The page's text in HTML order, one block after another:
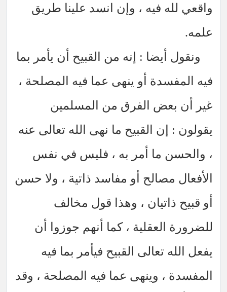
واقعي لله فيه ، وإن انسد علينا طريق
علمه.
ونقول أيضا : إنه من القبيح أن يأمر بما
فيه المفسدة أو ينهى عما فيه المصلحة ،
غير أن بعض الفرق من المسلمين
يقولون : إن القبيح ما نهى الله تعالى عنه
، والحسن ما أمر به ، فليس في نفس
الأفعال مصالح أو مفاسد ذاتية ، ولا حسن
أو قبيح ذاتيان ، وهذا قول مخالف
للضرورة العقلية ، كما أنهم جوزوا أن
يفعل الله تعالى القبيح فيأمر بما فيه
المفسدة ، وينهى عما فيه المصلحة ، وقد